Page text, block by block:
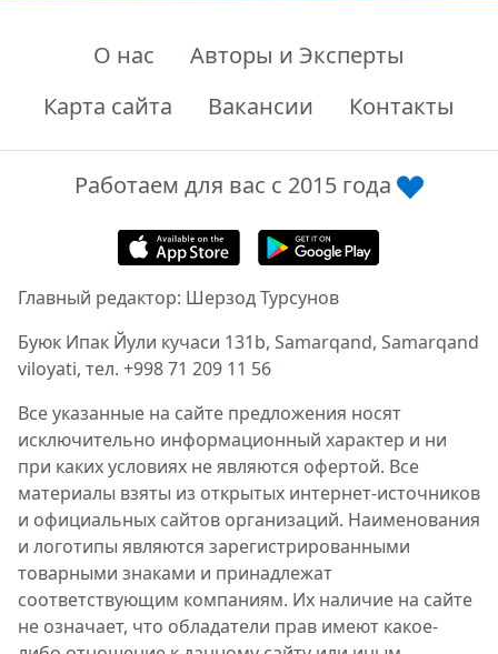
О нас
Авторы и Эксперты
Карта сайта
Вакансии Контакты
Работаем для вас с 2015 года
Главный редактор: Шерзод Турсунов
Буюк Ипак Йули кучаси 131b, Samarqand, Samarqand
viloyati, тел. +998 71 209 11 56
Все указанные на сайте предложения носят
исключительно информационный характер и ни
при каких условиях не являются офертой. Все
материалы взяты из открытых интернет-источников
и официальных сайтов организаций. Наименования
и логотипы являются зарегистрированными
товарными знаками и принадлежат
соответствующим компаниям. Их наличие на сайте
не означает, что обладатели прав имеют какое-